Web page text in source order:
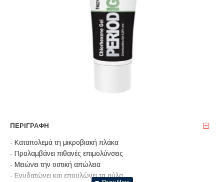
ΠΕΡΙΓΡΑΦΉ
- Καταπολεμά τη μικροβιακή πλάκα
- Προλαμβάνει πιθανές επιμολύνσεις
- Μειώνει την οστική απώλεια
- Ενυδατώνει και επουλώνει τα ούλα